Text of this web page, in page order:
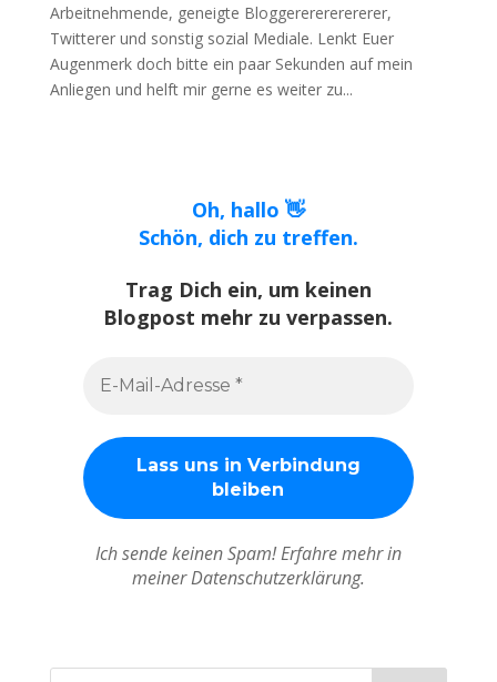
Arbeitnehmende, geneigte Bloggererererererer,
Twitterer und sonstig sozial Mediale. Lenkt Euer
Augenmerk doch bitte ein paar Sekunden auf mein
Anliegen und helft mir gerne es weiter zu...
Oh, hallo 👋
Schön, dich zu treffen.
Trag Dich ein, um keinen
Blogpost mehr zu verpassen.
Ich sende keinen Spam! Erfahre mehr in
meiner Datenschutzerklärung.